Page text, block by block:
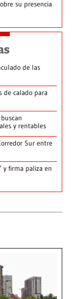
su presencia
de las
de calado para
y rentables
Sur entre
y firma paliza en